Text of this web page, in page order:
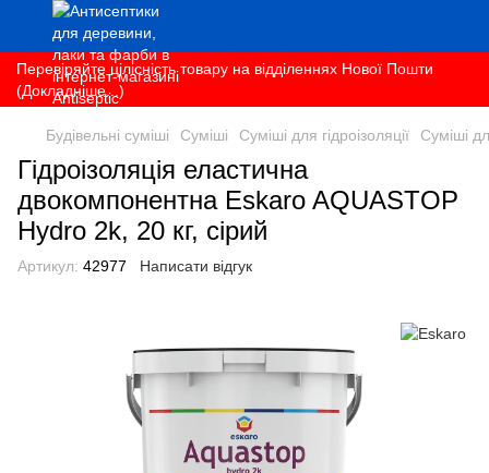
Перевіряйте цілісність товару на відділеннях Нової Пошти
(Докладніше...)
Будівельні суміші Суміші Суміші для гідроізоляції Суміші
Гідроізоляція еластична
двокомпонентна Eskaro AQUASTOP
Hydro 2k, 20 кг, сірий
Артикул: 42977 Написати відгук